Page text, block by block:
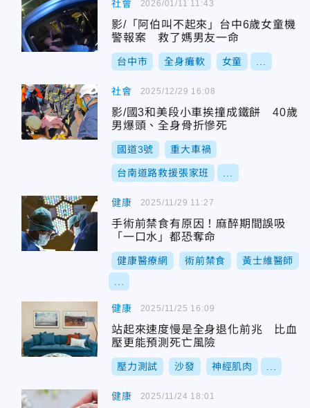
社會
影/「阿伯叫不起來」台中6歲女童機
警報案 救了媽男友一命
台中市 全身癱軟 女童
2026/01/11 11:43
社會
影/國3和美段小車挨撞成鐵餅 40歲
男爆頭、全身骨折慘死
國道3號 重大車禍
台南道路救援張家班
2025/12/29 16:08
健康
手術前禁食有原因！麻醉期間誤吸
「一口水」都恐奪命
健康醫療網 術前禁食 黃士維醫師
2025/11/29 11:27
健康
站起來速度慢是全身退化前兆 比血
壓更能預測死亡風險
壓力測試 沙發 神經肌肉
2025/11/25 16:09
健康 2025/11/24 18:01